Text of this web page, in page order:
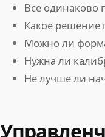
Все одинаково
Какое решение
Можно ли
Нужна ли
Не лучше ли